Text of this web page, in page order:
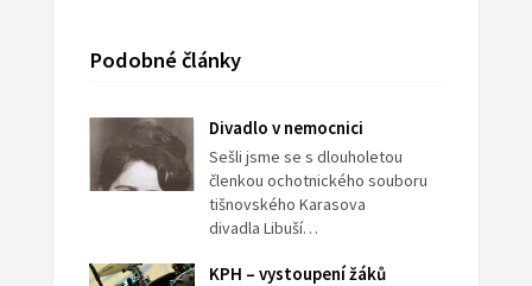
Podobné články
Divadlo v nemocnici
Sešli jsme se s dlouholetou
členkou ochotnického souboru
tišnovského Karasova
divadla Libuší…
KPH – vystoupení žáků